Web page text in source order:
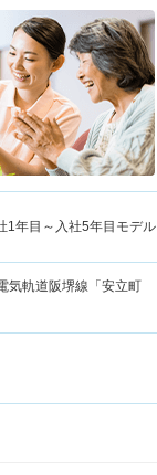
1年目～入社5年目モデル
気軌道阪堺線「安立町